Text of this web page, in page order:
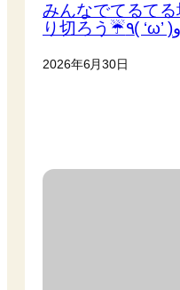
みんなでてるて
り切ろう☔️٩( ‘ω’ )و
2026年6月30日